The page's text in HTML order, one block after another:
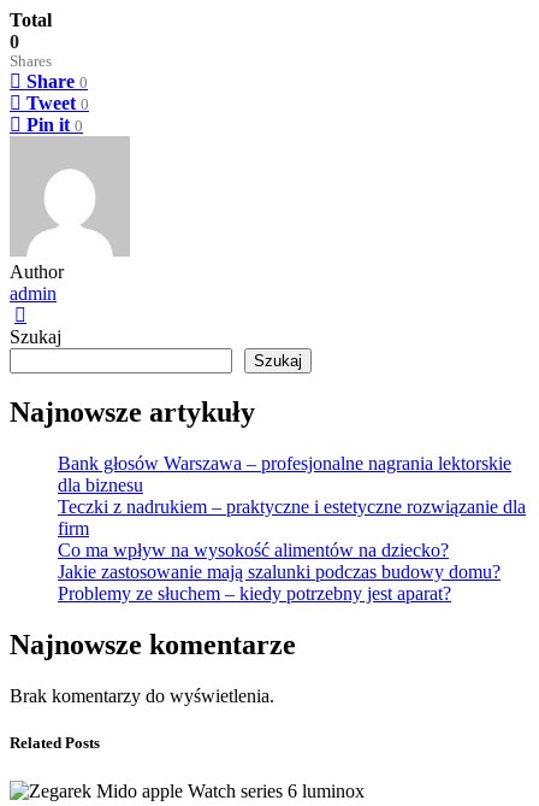
Total
0
Shares
Share 0
Tweet 0
Pin it 0
Author
admin
Szukaj
Szukaj
Najnowsze artykuły
Bank głosów Warszawa – profesjonalne nagrania lektorskie
dla biznesu
Teczki z nadrukiem – praktyczne i estetyczne rozwiązanie dla
firm
Co ma wpływ na wysokość alimentów na dziecko?
Jakie zastosowanie mają szalunki podczas budowy domu?
Problemy ze słuchem – kiedy potrzebny jest aparat?
Najnowsze komentarze
Brak komentarzy do wyświetlenia.
Related Posts